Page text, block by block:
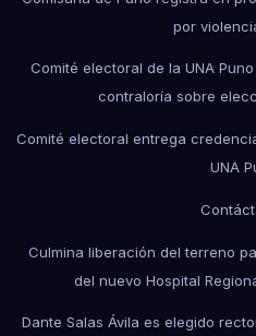
por
Comité electoral de la UNA
contraloría sobre
Comité electoral entrega
UNA
Culmina liberación del terreno
del nuevo Hospital
Dante Salas Ávila es elegido